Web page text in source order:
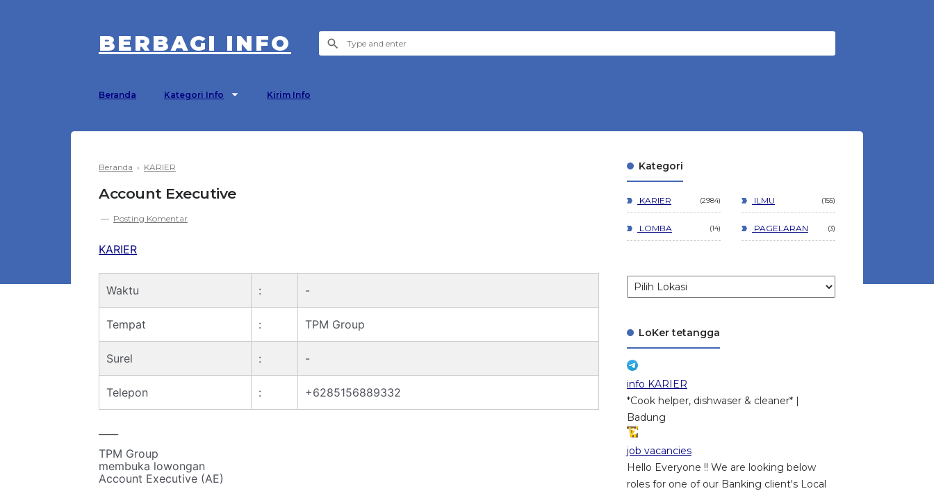
BERBAGI INFO
Beranda Kategori Info Kirim Info
Beranda › KARIER
Account Executive
Posting Komentar
KARIER
Waktu : -
Tempat : TPM Group
Surel : -
Telepon : +6285156889332
TPM Group
membuka lowongan
Account Executive (AE)
Kategori
KARIER 2984 ILMU 155
LOMBA 14 PAGELARAN 3
LoKer tetangga
info KARIER
*Cook helper, dishwaser & cleaner* |
Badung
job vacancies
Hello Everyone !! We are looking below
roles for one of our Banking client's Local